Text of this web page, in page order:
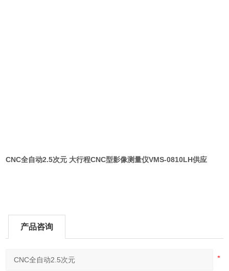
CNC全自动2.5次元 大行程CNC型影像测量仪VMS-0810LH供应
产品咨询